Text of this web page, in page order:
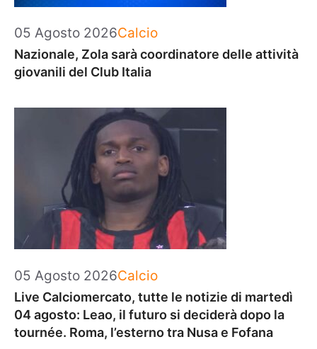
05 Agosto 2026Categorie
Calcio
Nazionale, Zola sarà coordinatore delle attività
giovanili del Club Italia
05 Agosto 2026Categorie
Calcio
Live Calciomercato, tutte le notizie di martedì
04 agosto: Leao, il futuro si deciderà dopo la
tournée. Roma, l’esterno tra Nusa e Fofana